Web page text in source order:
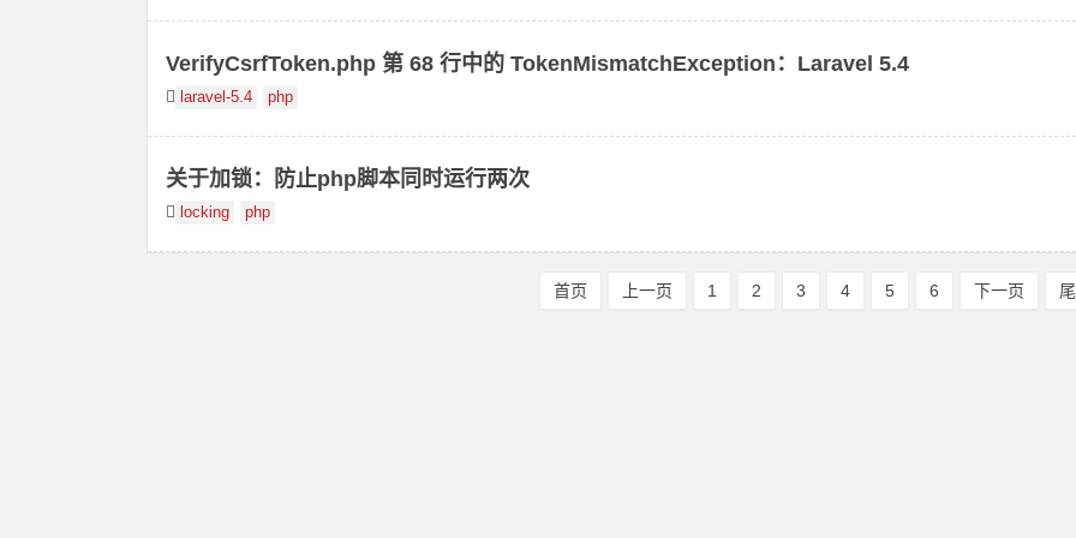
VerifyCsrfToken.php 第 68 行中的 TokenMismatchException：Laravel 5.4
laravel-5.4 php
关于加锁：防止php脚本同时运行两次
locking php
首页 上一页 1 2 3 4 5 6 下一页